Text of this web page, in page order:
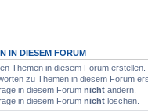
IN DIESEM FORUM
Themen in diesem Forum erstellen.
zu Themen in diesem Forum
in diesem Forum nicht ändern.
in diesem Forum nicht löschen.